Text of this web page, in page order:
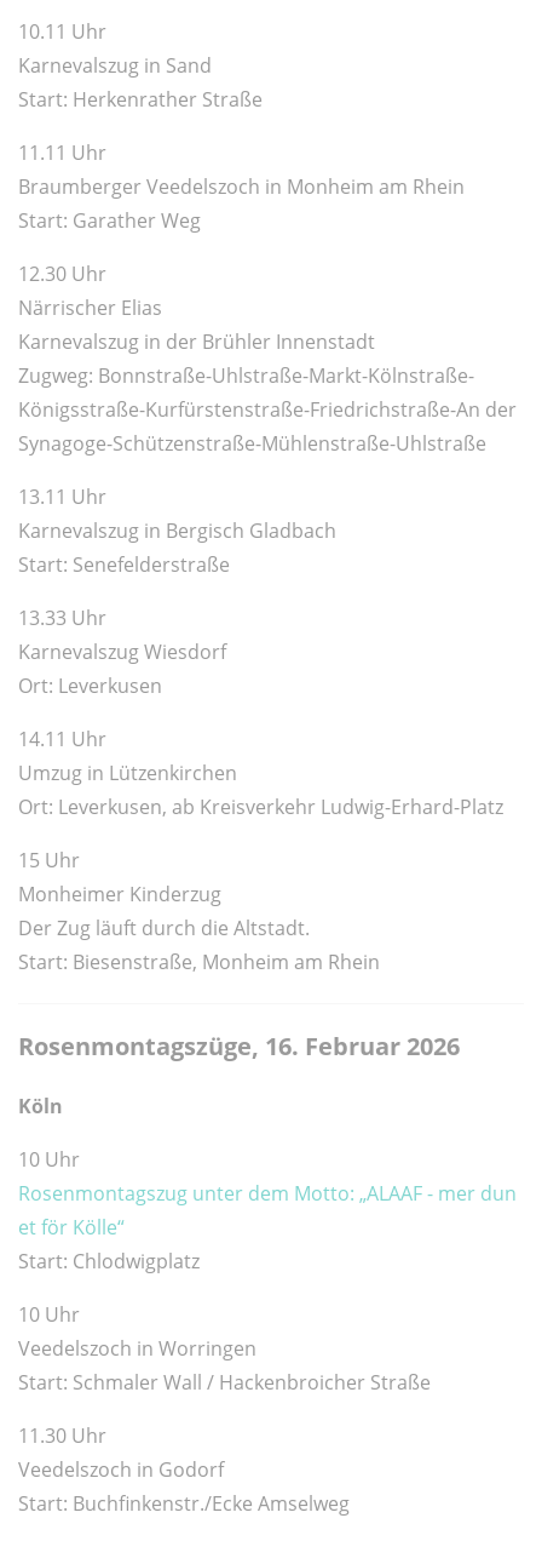
10.11 Uhr
Karnevalszug in Sand
Start: Herkenrather Straße
11.11 Uhr
Braumberger Veedelszoch in Monheim am Rhein
Start: Garather Weg
12.30 Uhr
Närrischer Elias
Karnevalszug in der Brühler Innenstadt
Zugweg: Bonnstraße-Uhlstraße-Markt-Kölnstraße-
Königsstraße-Kurfürstenstraße-Friedrichstraße-An der
Synagoge-Schützenstraße-Mühlenstraße-Uhlstraße
13.11 Uhr
Karnevalszug in Bergisch Gladbach
Start: Senefelderstraße
13.33 Uhr
Karnevalszug Wiesdorf
Ort: Leverkusen
14.11 Uhr
Umzug in Lützenkirchen
Ort: Leverkusen, ab Kreisverkehr Ludwig-Erhard-Platz
15 Uhr
Monheimer Kinderzug
Der Zug läuft durch die Altstadt.
Start: Biesenstraße, Monheim am Rhein
Rosenmontagszüge, 16. Februar 2026
Köln
10 Uhr
Rosenmontagszug unter dem Motto: „ALAAF - mer dun
et för Kölle“
Start: Chlodwigplatz
10 Uhr
Veedelszoch in Worringen
Start: Schmaler Wall / Hackenbroicher Straße
11.30 Uhr
Veedelszoch in Godorf
Start: Buchfinkenstr./Ecke Amselweg